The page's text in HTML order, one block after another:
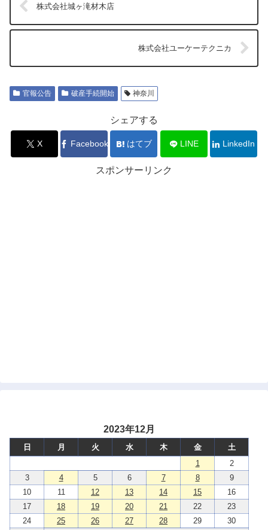
株式会社城ヶ滝材木店
株式会社ユーケーテクニカ
官報公告 破産手続開始 神奈川
シェアする
X Facebook はてブ LINE LinkedIn
スポンサーリンク
2023年12月
日 月 火 水 木 金
土
1
2
3
4 5 6 7 8
9
10
11 12 13 14 15
16
17
18 19 20 21 22
23
24
25 26 27 28 29
30